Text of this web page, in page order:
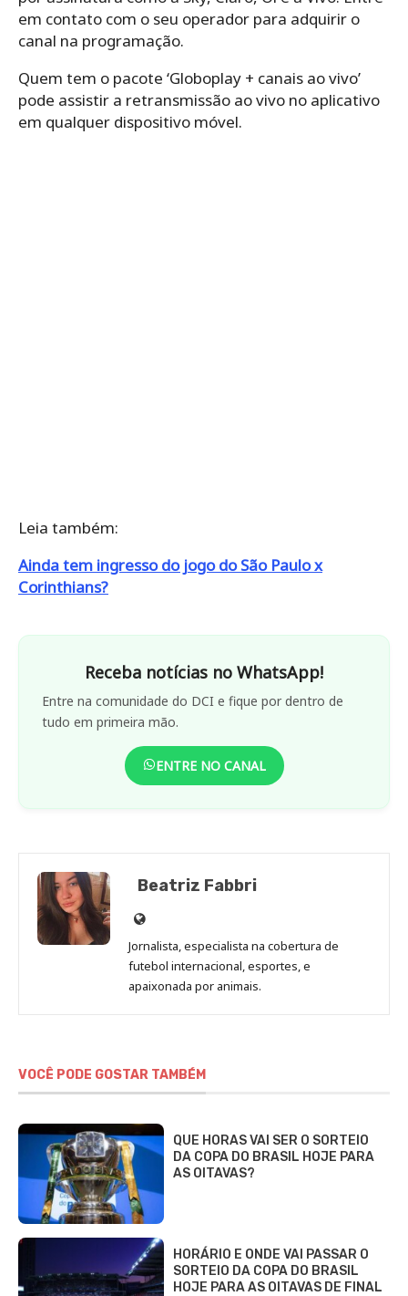
em contato com o seu operador para adquirir o
canal na programação.
Quem tem o pacote ‘Globoplay + canais ao vivo’
pode assistir a retransmissão ao vivo no aplicativo
em qualquer dispositivo móvel.
Leia também:
Ainda tem ingresso do jogo do São Paulo x
Corinthians?
Receba notícias no WhatsApp!
Entre na comunidade do DCI e fique por dentro de
tudo em primeira mão.
ENTRE NO CANAL
Beatriz Fabbri
Site
de
Beatriz
Fabbri
Jornalista, especialista na cobertura de
futebol internacional, esportes, e
apaixonada por animais.
VOCÊ PODE GOSTAR TAMBÉM
QUE HORAS VAI SER O SORTEIO
DA COPA DO BRASIL HOJE PARA
AS OITAVAS?
HORÁRIO E ONDE VAI PASSAR O
SORTEIO DA COPA DO BRASIL
HOJE PARA AS OITAVAS DE FINAL